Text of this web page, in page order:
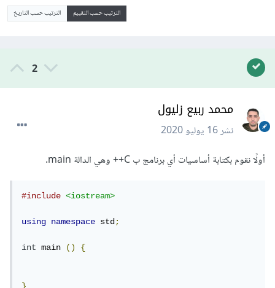
الترتيب حسب التقييم الترتيب حسب التاريخ
2
محمد ربيع زليول
نشر16 يوليو 2020
أولًا نقوم بكتابة أساسيات أي برنامج ب C++ وهي الدالة main.
#include <iostream>
using namespace std;
int main () {